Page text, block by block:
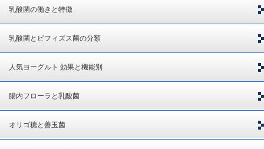
乳酸菌の働きと特徴
乳酸菌とビフィズス菌の分類
人気ヨーグルト 効果と機能別
腸内フローラと乳酸菌
オリゴ糖と善玉菌